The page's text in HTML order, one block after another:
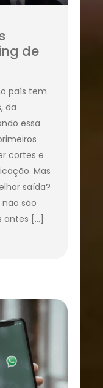
de
país tem
da
essa
cortes e
Mas
saída?
são
antes […]